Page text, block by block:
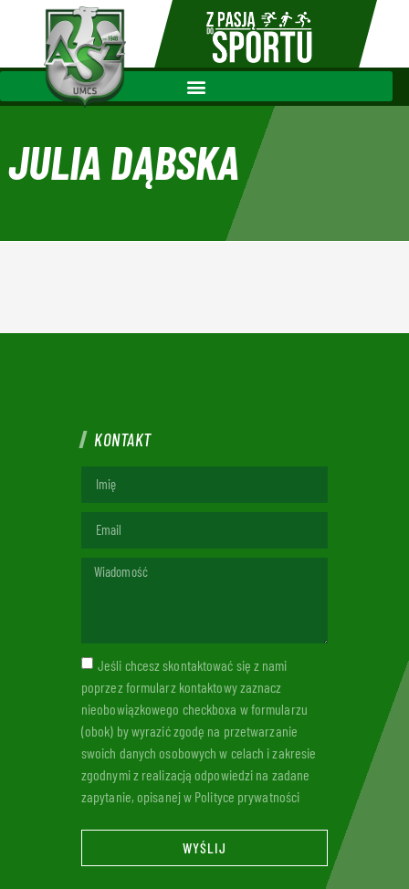
JULIA DĄBSKA
KONTAKT
Jeśli chcesz skontaktować się z nami
poprzez formularz kontaktowy zaznacz
nieobowiązkowego checkboxa w formularzu
(obok) by wyrazić zgodę na przetwarzanie
swoich danych osobowych w celach i zakresie
zgodnymi z realizacją odpowiedzi na zadane
zapytanie, opisanej w Polityce prywatności
WYŚLIJ